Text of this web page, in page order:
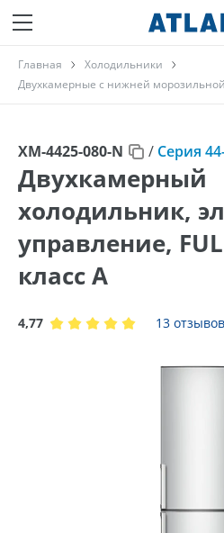
Главная
Холодильники
Двухкамерные с нижней
ХМ-4425-080-N / Серия
Двухкамерный
холодильник,
управление,
класс A
4,77 13 отзывов